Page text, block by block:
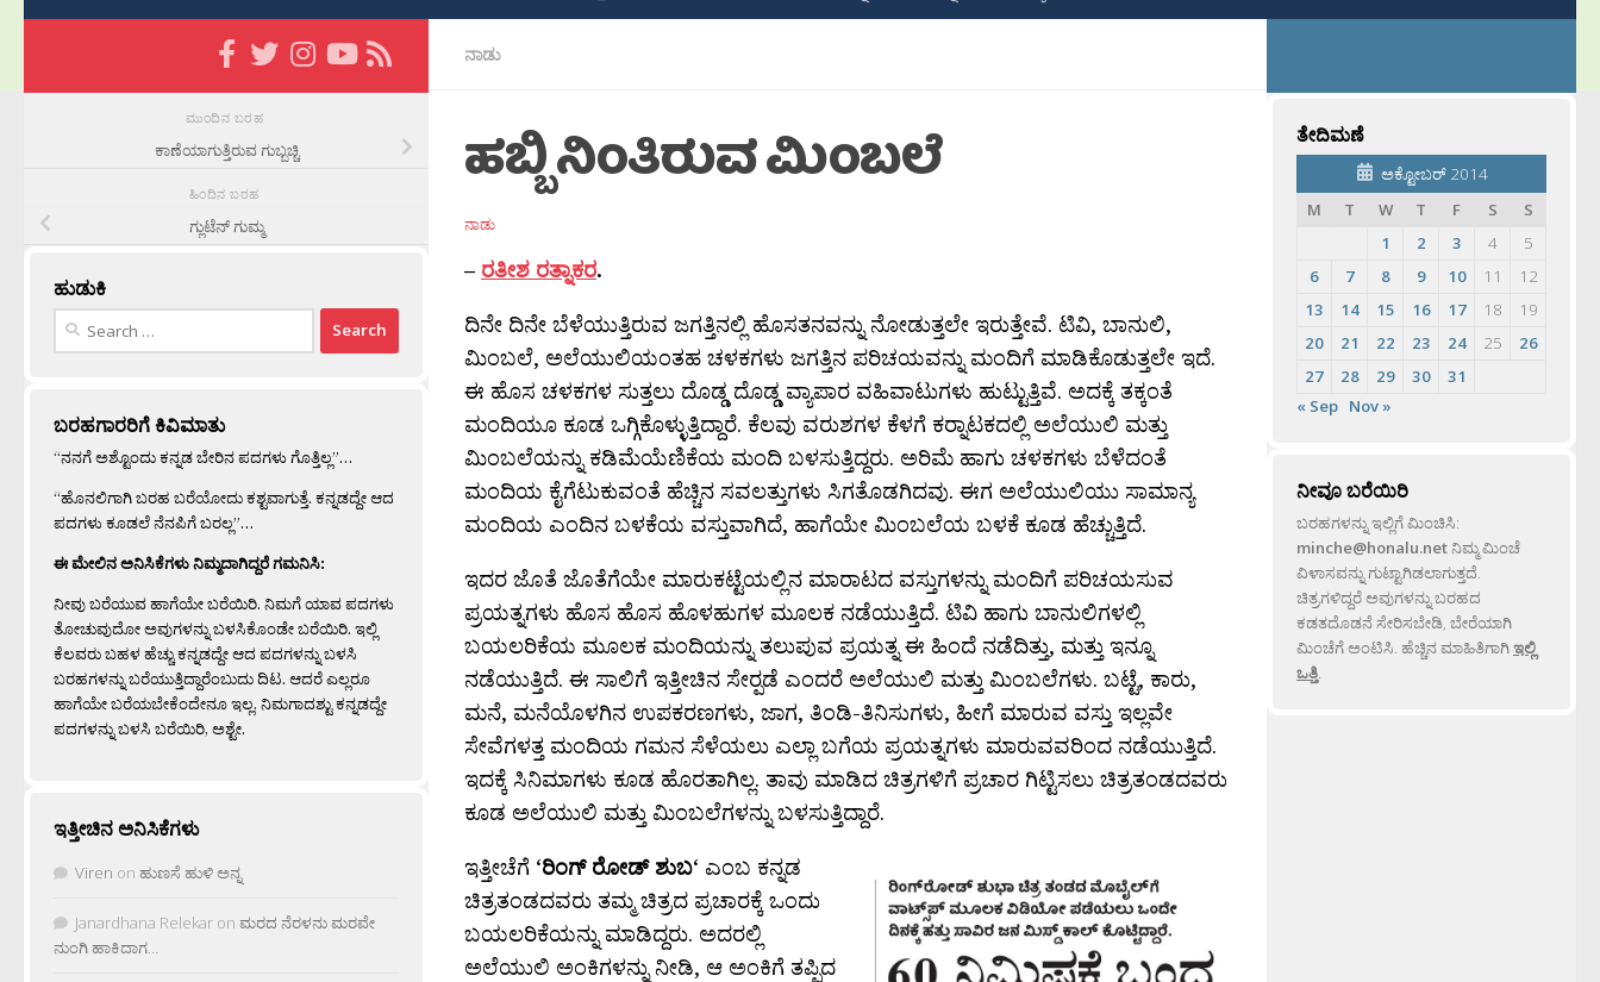
ನಾಡು
ಹಬ್ಬಿ ನಿಂತಿರುವ ಮಿಂಬಲೆ
ನಾಡು
– ರತೀಶ ರತ್ನಾಕರ.
ದಿನೇ ದಿನೇ ಬೆಳೆಯುತ್ತಿರುವ ಜಗತ್ತಿನಲ್ಲಿ ಹೊಸತನವನ್ನು ನೋಡುತ್ತಲೇ ಇರುತ್ತೇವೆ. ಟಿವಿ, ಬಾನುಲಿ,
ಮಿಂಬಲೆ, ಅಲೆಯುಲಿಯಂತಹ ಚಳಕಗಳು ಜಗತ್ತಿನ ಪರಿಚಯವನ್ನು ಮಂದಿಗೆ ಮಾಡಿಕೊಡುತ್ತಲೇ ಇದೆ.
ಈ ಹೊಸ ಚಳಕಗಳ ಸುತ್ತಲು ದೊಡ್ಡ ದೊಡ್ಡ ವ್ಯಾಪಾರ ವಹಿವಾಟುಗಳು ಹುಟ್ಟುತ್ತಿವೆ. ಅದಕ್ಕೆ ತಕ್ಕಂತೆ
ಮಂದಿಯೂ ಕೂಡ ಒಗ್ಗಿಕೊಳ್ಳುತ್ತಿದ್ದಾರೆ. ಕೆಲವು ವರುಶಗಳ ಕೆಳಗೆ ಕರ‍್ನಾಟಕದಲ್ಲಿ ಅಲೆಯುಲಿ ಮತ್ತು
ಮಿಂಬಲೆಯನ್ನು ಕಡಿಮೆಯೆಣಿಕೆಯ ಮಂದಿ ಬಳಸುತ್ತಿದ್ದರು. ಅರಿಮೆ ಹಾಗು ಚಳಕಗಳು ಬೆಳೆದಂತೆ
ಮಂದಿಯ ಕೈಗೆಟುಕುವಂತೆ ಹೆಚ್ಚಿನ ಸವಲತ್ತುಗಳು ಸಿಗತೊಡಗಿದವು. ಈಗ ಅಲೆಯುಲಿಯು ಸಾಮಾನ್ಯ
ಮಂದಿಯ ಎಂದಿನ ಬಳಕೆಯ ವಸ್ತುವಾಗಿದೆ, ಹಾಗೆಯೇ ಮಿಂಬಲೆಯ ಬಳಕೆ ಕೂಡ ಹೆಚ್ಚುತ್ತಿದೆ.
ಇದರ ಜೊತೆ ಜೊತೆಗೆಯೇ ಮಾರುಕಟ್ಟೆಯಲ್ಲಿನ ಮಾರಾಟದ ವಸ್ತುಗಳನ್ನು ಮಂದಿಗೆ ಪರಿಚಯಸುವ
ಪ್ರಯತ್ನಗಳು ಹೊಸ ಹೊಸ ಹೊಳಹುಗಳ ಮೂಲಕ ನಡೆಯುತ್ತಿದೆ. ಟಿವಿ ಹಾಗು ಬಾನುಲಿಗಳಲ್ಲಿ
ಬಯಲರಿಕೆಯ ಮೂಲಕ ಮಂದಿಯನ್ನು ತಲುಪುವ ಪ್ರಯತ್ನ ಈ ಹಿಂದೆ ನಡೆದಿತ್ತು, ಮತ್ತು ಇನ್ನೂ
ನಡೆಯುತ್ತಿದೆ. ಈ ಸಾಲಿಗೆ ಇತ್ತೀಚಿನ ಸೇರ‍್ಪಡೆ ಎಂದರೆ ಅಲೆಯುಲಿ ಮತ್ತು ಮಿಂಬಲೆಗಳು. ಬಟ್ಟೆ, ಕಾರು,
ಮನೆ, ಮನೆಯೊಳಗಿನ ಉಪಕರಣಗಳು, ಜಾಗ, ತಿಂಡಿ-ತಿನಿಸುಗಳು, ಹೀಗೆ ಮಾರುವ ವಸ್ತು ಇಲ್ಲವೇ
ಸೇವೆಗಳತ್ತ ಮಂದಿಯ ಗಮನ ಸೆಳೆಯಲು ಎಲ್ಲಾ ಬಗೆಯ ಪ್ರಯತ್ನಗಳು ಮಾರುವವರಿಂದ ನಡೆಯುತ್ತಿದೆ.
ಇದಕ್ಕೆ ಸಿನಿಮಾಗಳು ಕೂಡ ಹೊರತಾಗಿಲ್ಲ. ತಾವು ಮಾಡಿದ ಚಿತ್ರಗಳಿಗೆ ಪ್ರಚಾರ ಗಿಟ್ಟಿಸಲು ಚಿತ್ರತಂಡದವರು
ಕೂಡ ಅಲೆಯುಲಿ ಮತ್ತು ಮಿಂಬಲೆಗಳನ್ನು ಬಳಸುತ್ತಿದ್ದಾರೆ.
ಇತ್ತೀಚೆಗೆ ‘ರಿಂಗ್ ರೋಡ್ ಶುಬ‘ ಎಂಬ ಕನ್ನಡ
ಚಿತ್ರತಂಡದವರು ತಮ್ಮ ಚಿತ್ರದ ಪ್ರಚಾರಕ್ಕೆ ಒಂದು
ಬಯಲರಿಕೆಯನ್ನು ಮಾಡಿದ್ದರು. ಅದರಲ್ಲಿ
ಅಲೆಯುಲಿ ಅಂಕಿಗಳನ್ನು ನೀಡಿ, ಆ ಅಂಕಿಗೆ ತಪ್ಪಿದ
ಮುಂದಿನ ಬರಹ
ಕಾಣೆಯಾಗುತ್ತಿರುವ ಗುಬ್ಬಚ್ಚಿ
ಹಿಂದಿನ ಬರಹ
ಗ್ಲುಟೆನ್ ಗುಮ್ಮ
ಹುಡುಕಿ
Search
ಬರಹಗಾರರಿಗೆ ಕಿವಿಮಾತು
“ನನಗೆ ಅಶ್ಟೊಂದು ಕನ್ನಡ ಬೇರಿನ ಪದಗಳು ಗೊತ್ತಿಲ್ಲ”…
“ಹೊನಲಿಗಾಗಿ ಬರಹ ಬರೆಯೋದು ಕಶ್ಟವಾಗುತ್ತೆ. ಕನ್ನಡದ್ದೇ ಆದ
ಪದಗಳು ಕೂಡಲೆ ನೆನಪಿಗೆ ಬರಲ್ಲ”…
ಈ ಮೇಲಿನ ಅನಿಸಿಕೆಗಳು ನಿಮ್ಮದಾಗಿದ್ದರೆ ಗಮನಿಸಿ:
ನೀವು ಬರೆಯುವ ಹಾಗೆಯೇ ಬರೆಯಿರಿ. ನಿಮಗೆ ಯಾವ ಪದಗಳು
ತೋಚುವುದೋ ಅವುಗಳನ್ನು ಬಳಸಿಕೊಂಡೇ ಬರೆಯಿರಿ. ಇಲ್ಲಿ
ಕೆಲವರು ಬಹಳ ಹೆಚ್ಚು ಕನ್ನಡದ್ದೇ ಆದ ಪದಗಳನ್ನು ಬಳಸಿ
ಬರಹಗಳನ್ನು ಬರೆಯುತ್ತಿದ್ದಾರೆಂಬುದು ದಿಟ. ಆದರೆ ಎಲ್ಲರೂ
ಹಾಗೆಯೇ ಬರೆಯಬೇಕೆಂದೇನೂ ಇಲ್ಲ. ನಿಮಗಾದಶ್ಟು ಕನ್ನಡದ್ದೇ
ಪದಗಳನ್ನು ಬಳಸಿ ಬರೆಯಿರಿ, ಅಶ್ಟೇ.
ಇತ್ತೀಚಿನ ಅನಿಸಿಕೆಗಳು
Viren on ಹುಣಸೆ ಹುಳಿ ಅನ್ನ
Janardhana Relekar on ಮರದ ನೆರಳನು ಮರವೇ
ನುಂಗಿ ಹಾಕಿದಾಗ…
ತೇದಿಮಣೆ
ಅಕ್ಟೋಬರ್ 2014
M
T W T F S
S
1
2 3 4
5
6
7 8 9 10 11
12
13
14 15 16 17 18
19
20
21 22 23 24 25
26
27
28 29 30
31
« Sep Nov »
ನೀವೂ ಬರೆಯಿರಿ
ಬರಹಗಳನ್ನು ಇಲ್ಲಿಗೆ ಮಿಂಚಿಸಿ:
minche@honalu.netನಿಮ್ಮ ಮಿಂಚೆ
ವಿಳಾಸವನ್ನು ಗುಟ್ಟಾಗಿಡಲಾಗುತ್ತದೆ.
ಚಿತ್ರಗಳಿದ್ದರೆ ಅವುಗಳನ್ನು ಬರಹದ
ಕಡತದೊಡನೆ ಸೇರಿಸಬೇಡಿ, ಬೇರೆಯಾಗಿ
ಮಿಂಚೆಗೆ ಅಂಟಿಸಿ. ಹೆಚ್ಚಿನ ಮಾಹಿತಿಗಾಗಿಇಲ್ಲಿ
ಒತ್ತಿ.